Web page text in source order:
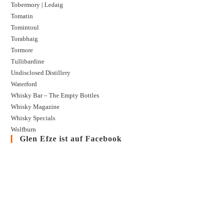
Tobermory | Ledaig
Tomatin
Tomintoul
Torabhaig
Tormore
Tullibardine
Undisclosed Distillery
Waterford
Whisky Bar – The Empty Bottles
Whisky Magazine
Whisky Specials
Wolfburn
Glen Efze ist auf Facebook